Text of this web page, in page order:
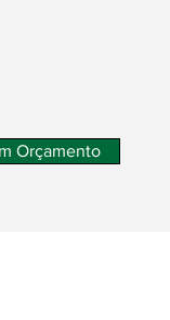
Orçamento